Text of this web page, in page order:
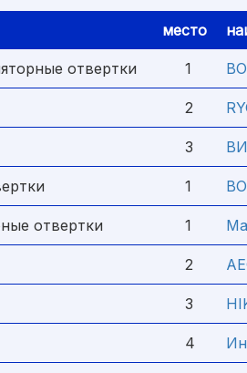
место
отвертки 1
2
3
1
отвертки 1
2
3
4